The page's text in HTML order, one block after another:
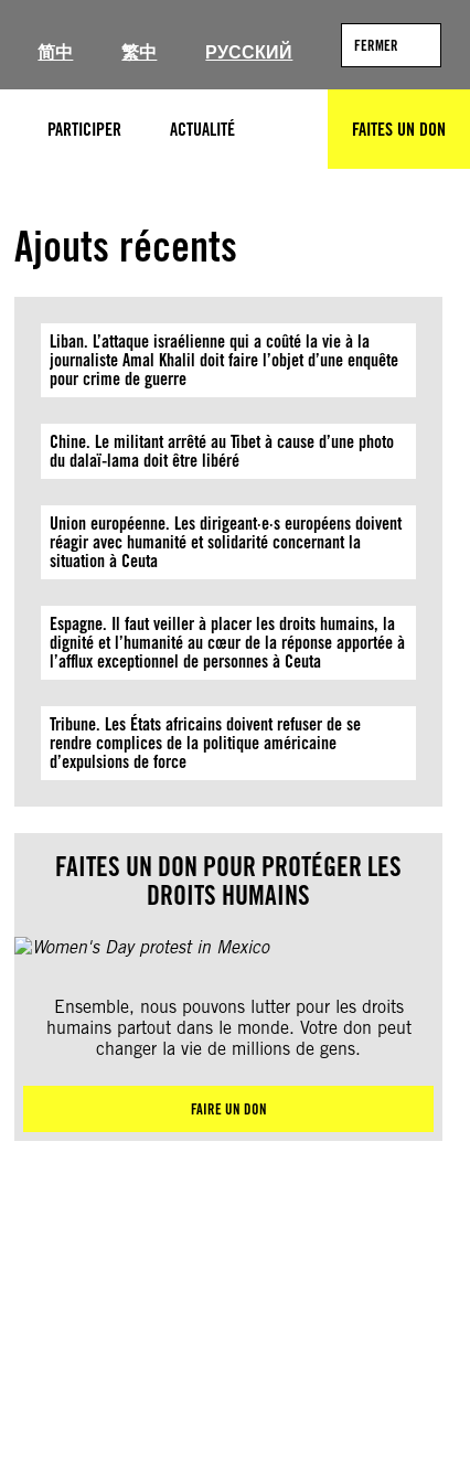
简中 繁中 РУССКИЙ FERMER
PARTICIPER ACTUALITÉ RECHERCHERFAITES UN DON
Ajouts récents
Liban. L’attaque israélienne qui a coûté la vie à la
journaliste Amal Khalil doit faire l’objet d’une enquête
pour crime de guerre
Chine. Le militant arrêté au Tibet à cause d’une photo
du dalaï-lama doit être libéré
Union européenne. Les dirigeant·e·s européens doivent
réagir avec humanité et solidarité concernant la
situation à Ceuta
Espagne. Il faut veiller à placer les droits humains, la
dignité et l’humanité au cœur de la réponse apportée à
l’afflux exceptionnel de personnes à Ceuta
Tribune. Les États africains doivent refuser de se
rendre complices de la politique américaine
d’expulsions de force
FAITES UN DON POUR PROTÉGER LES
DROITS HUMAINS
Ensemble, nous pouvons lutter pour les droits
humains partout dans le monde. Votre don peut
changer la vie de millions de gens.
FAIRE UN DON